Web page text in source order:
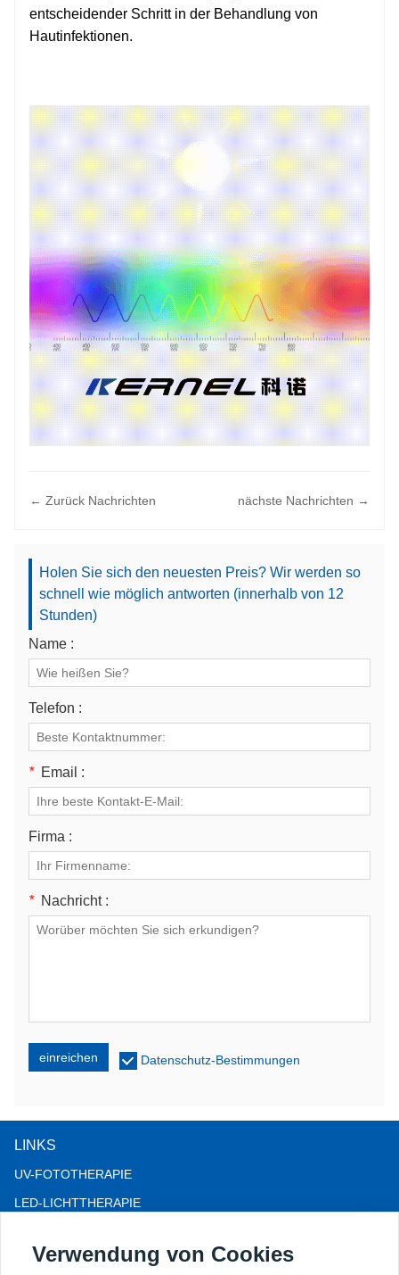
entscheidender Schritt in der Behandlung von
Hautinfektionen.
← Zurück Nachrichten nächste Nachrichten →
Holen Sie sich den neuesten Preis? Wir werden so
schnell wie möglich antworten (innerhalb von 12
Stunden)
Name :
Telefon :
* Email :
Firma :
* Nachricht :
einreichen Datenschutz-Bestimmungen
LINKS
UV-FOTOTHERAPIE
LED-LICHTTHERAPIE
KOLPOSKOP
Verwendung von Cookies